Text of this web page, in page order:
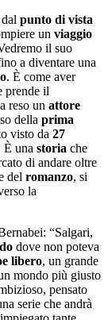
punto di vista
un viaggio
il suo
a diventare una
. È come aver
prende il
reso un attore
della prima
visto da 27
È una storia che
di andare oltre
del romanzo, si
la
“Salgari,
dove non poteva
libero, un grande
mondo più giusto
pensato
serie che andrà